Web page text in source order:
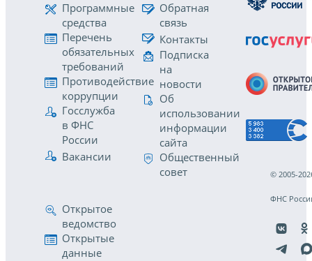
Программные
средства
Перечень
обязательных
требований
Противодействие
коррупции
Госслужба
в ФНС
России
Вакансии
Обратная
связь
Контакты
Подписка
на
новости
Об
использовании
информации
сайта
Общественный
совет
Открытое
ведомство
Открытые
данные
© 2005-
ФНС